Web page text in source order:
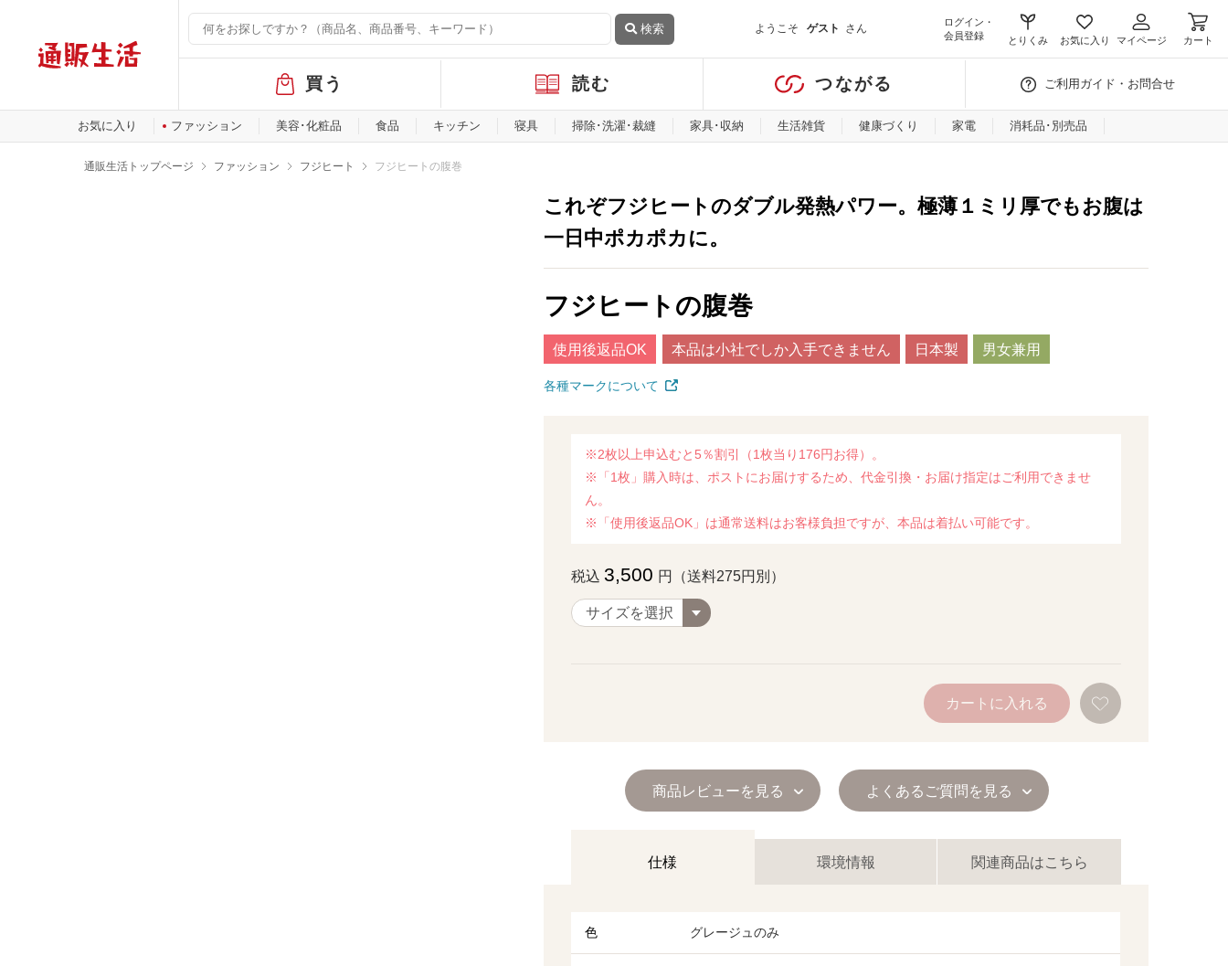
検索 ようこそ ゲスト さん
ログイン・
会員登録
とりくみ お気に入り マイページ カート
バ
ル
メ
買う 読む つながる ご利用ガイド・お問合せ
お気に入り ファッション 美容･化粧品 食品 キッチン 寝具 掃除･洗濯･裁縫 家具･収納 生活雑貨 健康づくり 家電 消耗品･別売品
通販生活トップページ ファッション フジヒート フジヒートの腹巻
これぞフジヒートのダブル発熱パワー。極薄１ミリ厚でもお腹は
一日中ポカポカに。
フジヒートの腹巻
使用後返品OK 本品は小社でしか入手できません 日本製 男女兼用
各種マークについて
※2枚以上申込むと5％割引（1枚当り176円お得）。
※「1枚」購入時は、ポストにお届けするため、代金引換・お届け指定はご利用できませ
ん。
※「使用後返品OK」は通常送料はお客様負担ですが、本品は着払い可能です。
税込 3,500 円（送料275円別）
カートに入れる
商品レビューを見る よくあるご質問を見る
仕様 環境情報 関連商品はこちら
色 グレージュのみ